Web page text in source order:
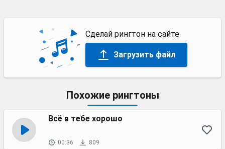
Сделай рингтон на сайте
Загрузить файл
Похожие рингтоны
Всё в тебе хорошо
00:36 809